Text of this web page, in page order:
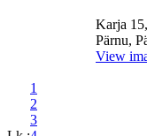
Karja
Pärnu,
View
1
2
3